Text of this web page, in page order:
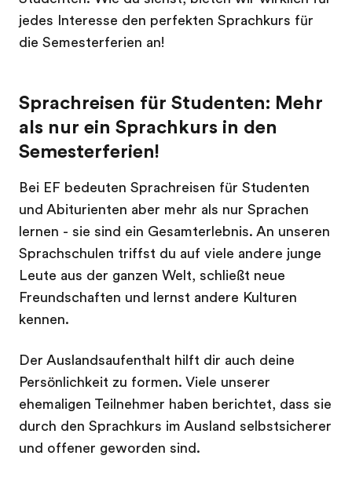
jedes Interesse den perfekten Sprachkurs für
die Semesterferien an!
Sprachreisen für Studenten: Mehr
als nur ein Sprachkurs in den
Semesterferien!
Bei EF bedeuten Sprachreisen für Studenten
und Abiturienten aber mehr als nur Sprachen
lernen - sie sind ein Gesamterlebnis. An unseren
Sprachschulen triffst du auf viele andere junge
Leute aus der ganzen Welt, schließt neue
Freundschaften und lernst andere Kulturen
kennen.
Der Auslandsaufenthalt hilft dir auch deine
Persönlichkeit zu formen. Viele unserer
ehemaligen Teilnehmer haben berichtet, dass sie
durch den Sprachkurs im Ausland selbstsicherer
und offener geworden sind.